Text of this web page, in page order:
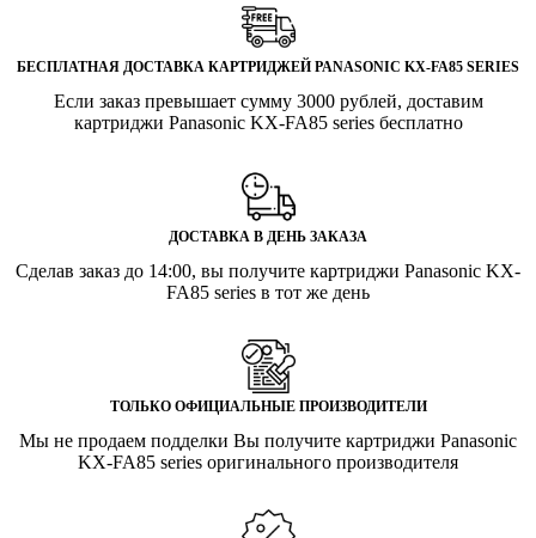
БЕСПЛАТНАЯ ДОСТАВКА КАРТРИДЖЕЙ PANASONIC KX-FA85 SERIES
Если заказ превышает сумму 3000 рублей, доставим
картриджи Panasonic KX-FA85 series бесплатно
ДОСТАВКА В ДЕНЬ ЗАКАЗА
Сделав заказ до 14:00, вы получите картриджи Panasonic KX-
FA85 series в тот же день
ТОЛЬКО ОФИЦИАЛЬНЫЕ ПРОИЗВОДИТЕЛИ
Мы не продаем подделки Вы получите картриджи Panasonic
KX-FA85 series оригинального производителя